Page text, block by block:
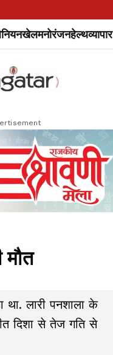
खेलमनोरंजनहेल्थव्यापार
था. लारी पनशाला के
दिशा से तेज गति से